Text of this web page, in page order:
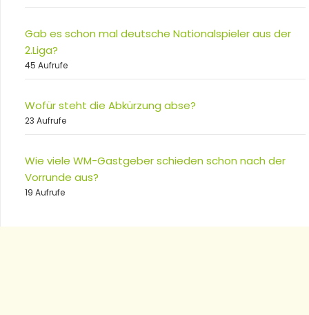
Gab es schon mal deutsche Nationalspieler aus der
2.Liga?
45 Aufrufe
Wofür steht die Abkürzung abse?
23 Aufrufe
Wie viele WM-Gastgeber schieden schon nach der
Vorrunde aus?
19 Aufrufe